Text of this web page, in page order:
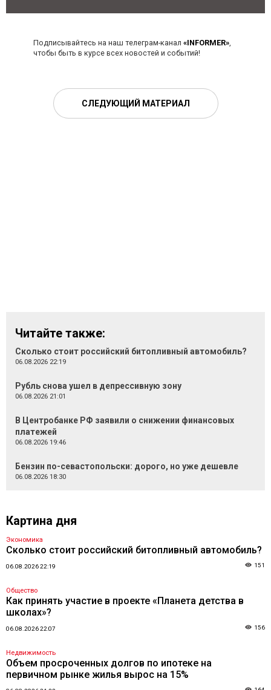
Подписывайтесь на наш телеграм-канал «INFORMER»,
чтобы быть в курсе всех новостей и событий!
СЛЕДУЮЩИЙ МАТЕРИАЛ
Читайте также:
Сколько стоит российский битопливный автомобиль?
06.08.2026 22:19
Рубль снова ушел в депрессивную зону
06.08.2026 21:01
В Центробанке РФ заявили о снижении финансовых
платежей
06.08.2026 19:46
Бензин по-севастопольски: дорого, но уже дешевле
06.08.2026 18:30
Картина дня
Экономика
Сколько стоит российский битопливный автомобиль?
06.08.2026 22:19 151
Общество
Как принять участие в проекте «Планета детства в
школах»?
06.08.2026 22:07 156
Недвижимость
Объем просроченных долгов по ипотеке на
первичном рынке жилья вырос на 15%